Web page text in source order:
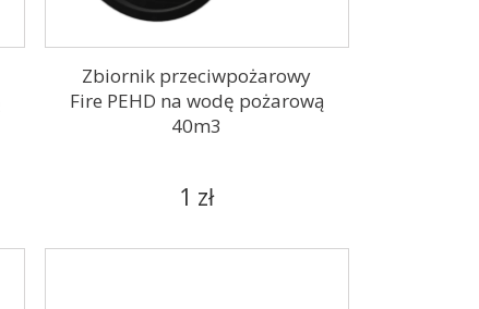
Zbiornik przeciwpożarowy
Fire PEHD na wodę pożarową
40m3
1 zł